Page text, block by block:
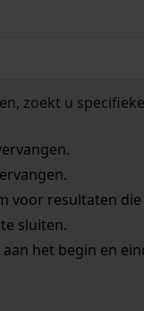
zoekt u
voor resultaten die
sluiten.
aan het begin en